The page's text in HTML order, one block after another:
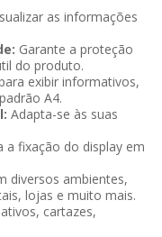
as informações
Garante a proteção
do produto.
exibir informativos,
A4.
Adapta-se às suas
a fixação do display em
diversos ambientes,
lojas e muito mais.
cartazes,